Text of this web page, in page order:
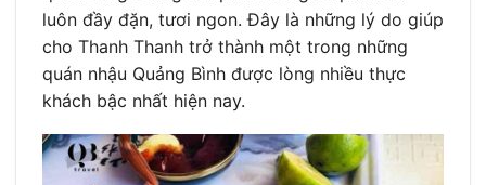
luôn đầy đặn, tươi ngon. Đây là những lý do giúp
cho Thanh Thanh trở thành một trong những
quán nhậu Quảng Bình được lòng nhiều thực
khách bậc nhất hiện nay.